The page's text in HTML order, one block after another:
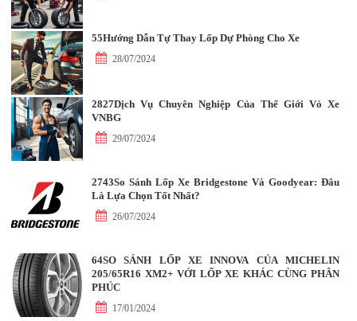
55Hướng Dẫn Tự Thay Lốp Dự Phòng Cho Xe
28/07/2024
2827Dịch Vụ Chuyên Nghiệp Của Thế Giới Vỏ Xe
VNBG
29/07/2024
2743So Sánh Lốp Xe Bridgestone Và Goodyear: Đâu
Là Lựa Chọn Tốt Nhất?
26/07/2024
64SO SÁNH LỐP XE INNOVA CỦA MICHELIN
205/65R16 XM2+ VỚI LỐP XE KHÁC CÙNG PHÂN
PHÚC
17/01/2024